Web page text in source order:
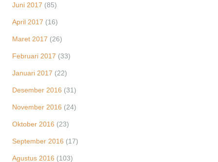
Juni 2017 (85)
April 2017 (16)
Maret 2017 (26)
Februari 2017 (33)
Januari 2017 (22)
Desember 2016 (31)
November 2016 (24)
Oktober 2016 (23)
September 2016 (17)
Agustus 2016 (103)